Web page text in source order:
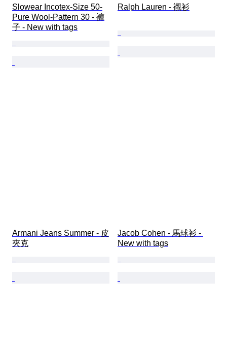
Slowear Incotex-Size 50-
Pure Wool-Pattern 30 - 褲
子 - New with tags
Ralph Lauren - 襯衫
Armani Jeans Summer - 皮
夾克
Jacob Cohen - 馬球衫 -
New with tags